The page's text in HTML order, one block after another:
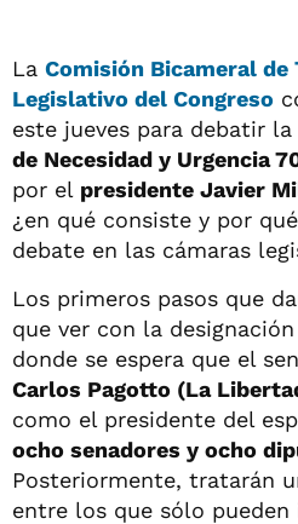
La Comisión Bicameral
Legislativo del Congreso
este jueves para debatir
de Necesidad y Urgencia
por el presidente Javier
¿en qué consiste y por
debate en las cámaras
Los primeros pasos que
que ver con la
donde se espera que el
Carlos Pagotto (La
como el presidente del
ocho senadores y ocho
Posteriormente, tratarán
entre los que sólo pueden